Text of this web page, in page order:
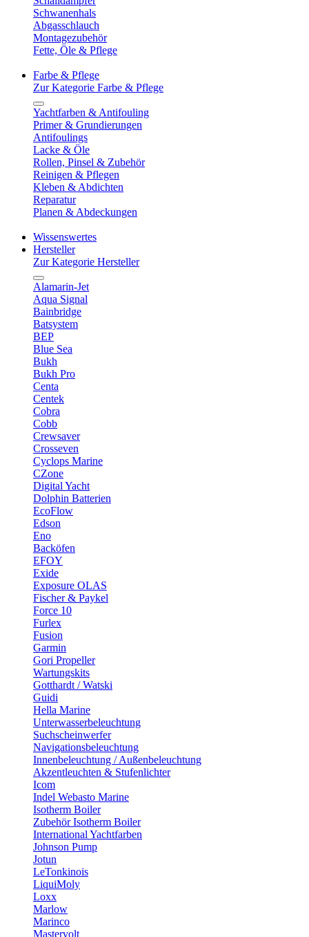
Schwanenhals
Abgasschlauch
Montagezubehör
Fette, Öle & Pflege
Farbe & Pflege
Zur Kategorie Farbe & Pflege
Yachtfarben & Antifouling
Primer & Grundierungen
Antifoulings
Lacke & Öle
Rollen, Pinsel & Zubehör
Reinigen & Pflegen
Kleben & Abdichten
Reparatur
Planen & Abdeckungen
Wissenswertes
Hersteller
Zur Kategorie Hersteller
Alamarin-Jet
Aqua Signal
Bainbridge
Batsystem
BEP
Blue Sea
Bukh
Bukh Pro
Centa
Centek
Cobra
Cobb
Crewsaver
Crosseven
Cyclops Marine
CZone
Digital Yacht
Dolphin Batterien
EcoFlow
Edson
Eno
Backöfen
EFOY
Exide
Exposure OLAS
Fischer & Paykel
Force 10
Furlex
Fusion
Garmin
Gori Propeller
Wartungskits
Gotthardt / Watski
Guidi
Hella Marine
Unterwasserbeleuchtung
Suchscheinwerfer
Navigationsbeleuchtung
Innenbeleuchtung / Außenbeleuchtung
Akzentleuchten & Stufenlichter
Icom
Indel Webasto Marine
Isotherm Boiler
Zubehör Isotherm Boiler
International Yachtfarben
Johnson Pump
Jotun
LeTonkinois
LiquiMoly
Loxx
Marlow
Marinco
Mastervolt